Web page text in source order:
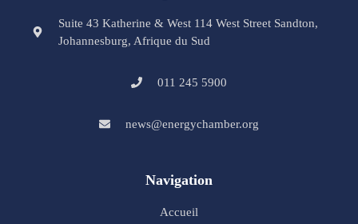
Suite 43 Katherine & West 114 West Street Sandton,
Johannesburg, Afrique du Sud
011 245 5900
news@energychamber.org
Navigation
Accueil